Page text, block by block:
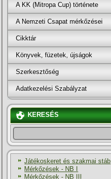
A KK (Mitropa Cup) története
A Nemzeti Csapat mérkőzései
Cikktár
Könyvek, füzetek, újságok
Szerkesztőség
Adatkezelési Szabályzat
KERESÉS
Játékoskeret és szakmai stáb
Mérkőzések - NB I
Mérkőzések - NB III